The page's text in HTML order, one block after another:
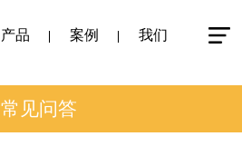
产品 案例 我们
常见问答